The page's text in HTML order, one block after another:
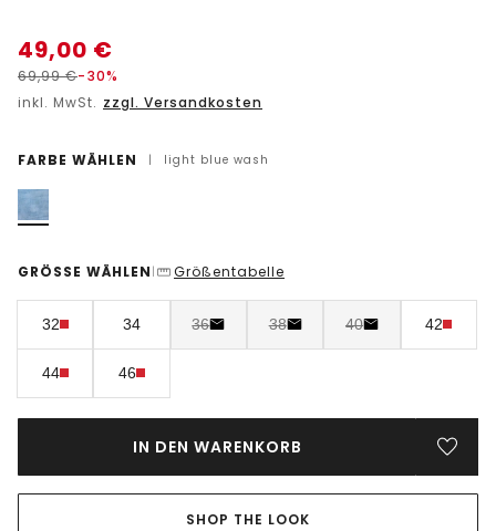
49,00 €
69,99€-30%
inkl. MwSt. zzgl. Versandkosten
FARBE WÄHLEN | light blue wash
GRÖSSE WÄHLEN | Größentabelle
32 34 36 38 40 42
44 46
IN DEN WARENKORB
SHOP THE LOOK